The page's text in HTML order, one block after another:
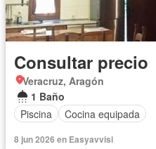
Consultar precio
Veracruz, Aragón
1 Baño
Piscina
Cocina equipada
8 jun 2026 en Easyavvisi